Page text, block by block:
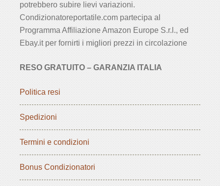
potrebbero subire lievi variazioni.
Condizionatoreportatile.com partecipa al
Programma Affiliazione Amazon Europe S.r.l., ed
Ebay.it per fornirti i migliori prezzi in circolazione
RESO GRATUITO – GARANZIA ITALIA
Politica resi
Spedizioni
Termini e condizioni
Bonus Condizionatori